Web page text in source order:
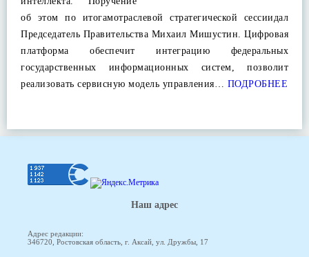
об этом по итогамотраслевой стратегической сессиидал
Председатель Правительства Михаил Мишустин. Цифровая
платформа обеспечит интеграцию федеральных
государственных информационных систем, позволит
реализовать сервисную модель управления… ПОДРОБНЕЕ
Наш адрес
Адрес редакции:
346720, Ростовская область, г. Аксай, ул. Дружбы, 17